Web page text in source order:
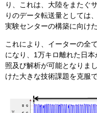
り、これは、大陸をまたぐ
りのデータ転送量としては
実験センターの構築に向け
これにより、イーターの全
になり、1万キロ離れた日
照及び解析が可能となりま
けた大きな技術課題を克服